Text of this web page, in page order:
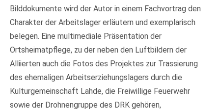
Bilddokumente wird der Autor in einem Fachvortrag den
Charakter der Arbeitslager erläutern und exemplarisch
belegen. Eine multimediale Präsentation der
Ortsheimatpflege, zu der neben den Luftbildern der
Alliierten auch die Fotos des Projektes zur Trassierung
des ehemaligen Arbeitserziehungslagers durch die
Kulturgemeinschaft Lahde, die Freiwillige Feuerwehr
sowie der Drohnengruppe des DRK gehören,